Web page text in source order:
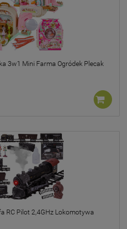
3w1 Mini Farma Ogródek Plecak
RC Pilot 2,4GHz Lokomotywa